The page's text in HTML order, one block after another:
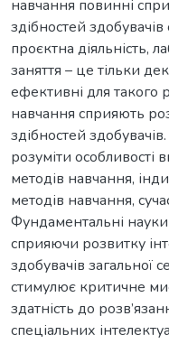
навчання повинні
здібностей
проєктна діяльність,
заняття – це тільки
ефективні для такого
навчання сприяють
здібностей
розуміти особливості
методів навчання,
методів навчання,
Фундаментальні
сприяючи розвитку
здобувачів загальної
стимулює критичне
здатність до
спеціальних